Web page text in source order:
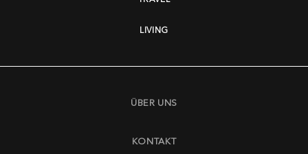
LIVING
ÜBER UNS
KONTAKT